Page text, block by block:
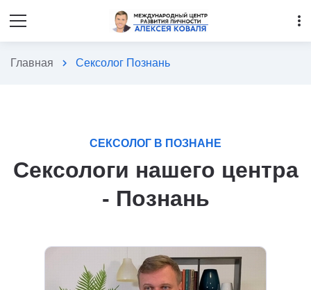
more_vert
Главная chevron_right Сексолог Познань
СЕКСОЛОГ В ПОЗНАНЕ
Сексологи нашего центра
- Познань